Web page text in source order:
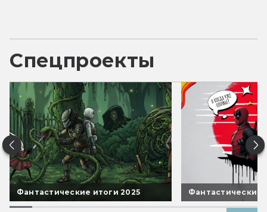
Спецпроекты
Фантастические итоги 2025 Фантастические